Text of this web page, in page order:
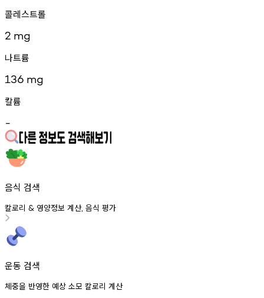
콜레스트롤
2 mg
나트륨
136 mg
칼륨
-
음식 검색
칼로리 & 영양정보 계산, 음식 평가
운동 검색
체중을 반영한 예상 소모 칼로리 계산